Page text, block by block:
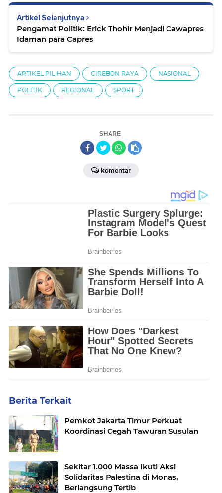
Artikel Selanjutnya
Pengamat Politik: Erick Thohir Menjadi Cawapres
Idaman para Capres
ARTIKEL PILIHAN CIREBON RAYA NASIONAL
POLITIK REGIONAL SPORT
SHARE
komentar
Berita Terkait
Pemkot Jakarta Timur Perkuat
Koordinasi Cegah Tawuran Susulan
Sekitar 1.000 Massa Ikuti Aksi
Solidaritas Palestina di Monas,
Berlangsung Tertib